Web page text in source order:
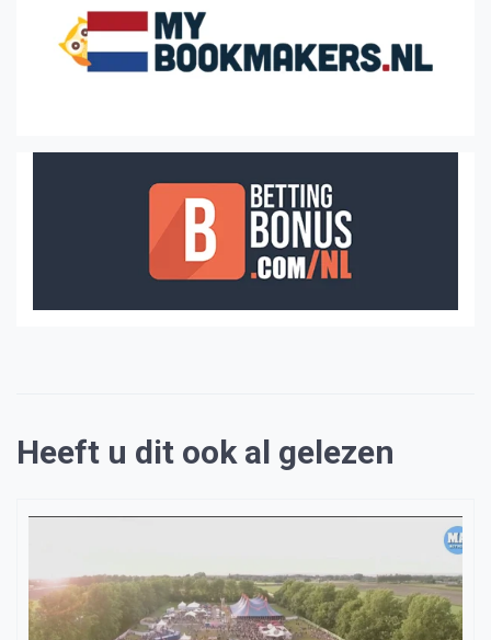
Heeft u dit ook al gelezen